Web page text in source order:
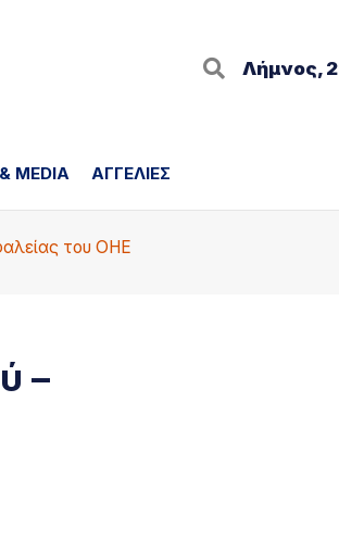
Λήμνος,
MEDIA ΑΓΓΕΛΙΕΣ
του ΟΗΕ
–